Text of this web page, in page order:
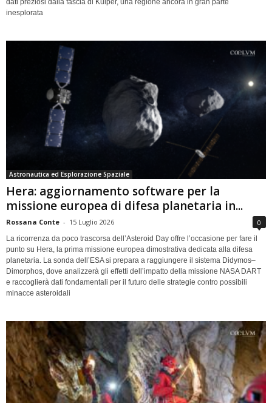
dati preziosi dalla fascia di Kuiper, una regione ancora in gran parte
inesplorata
Astronautica ed Esplorazione Spaziale
Hera: aggiornamento software per la
missione europea di difesa planetaria in...
Rossana Conte - 15 Luglio 2026 0
La ricorrenza da poco trascorsa dell’Asteroid Day offre l’occasione per fare il
punto su Hera, la prima missione europea dimostrativa dedicata alla difesa
planetaria. La sonda dell’ESA si prepara a raggiungere il sistema Didymos–
Dimorphos, dove analizzerà gli effetti dell’impatto della missione NASA DART
e raccoglierà dati fondamentali per il futuro delle strategie contro possibili
minacce asteroidali